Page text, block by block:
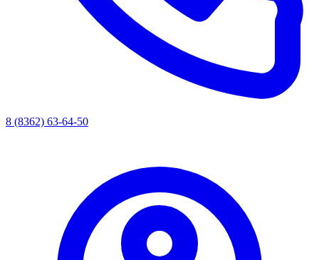
8 (8362) 63-64-50